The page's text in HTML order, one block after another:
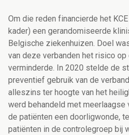
Om die reden financierde het
kader) een gerandomiseerde
Belgische ziekenhuizen. Doel
van deze verbanden het risico
verminderde. In 2020 stelde de
preventief gebruik van de
alleszins ter hoogte van het
werd behandeld met meerlaagse
de patiënten een doorligwonde,
patiënten in de controlegroep bij